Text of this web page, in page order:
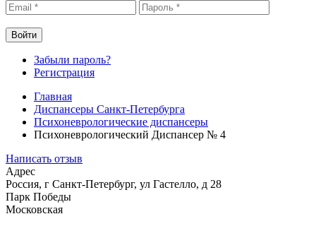
Забыли пароль?
Регистрация
Главная
Диспансеры Санкт-Петербурга
Психоневрологические диспансеры
Психоневрологический Диспансер № 4
Написать отзыв
Адрес
Россия, г Санкт-Петербург, ул Гастелло, д 28
Парк Победы
Московская